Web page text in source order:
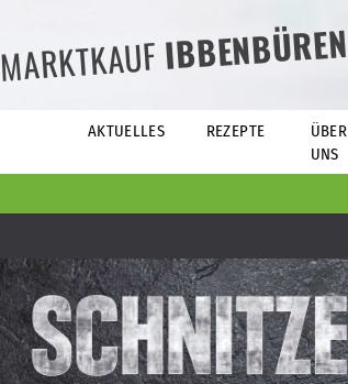
MARKTKAUFIBBENBÜREN
AKTUELLES REZEPTE
ÜBER
UNS